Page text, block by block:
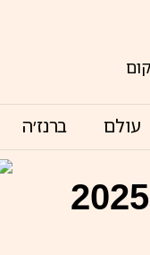
עולם ברנז׳ה
ההרשמה נפתחה! תכנית דירה בהנחה 2025